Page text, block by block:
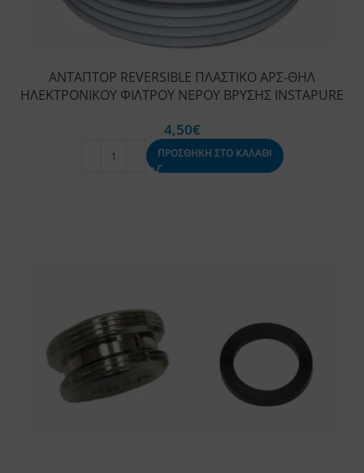
ΑΝΤΑΠΤΟΡ REVERSIBLE ΠΛΑΣΤΙΚΟ ΑΡΣ-ΘΗΛ
ΗΛΕΚΤΡΟΝΙΚΟΥ ΦΙΛΤΡΟΥ ΝΕΡΟΥ ΒΡΥΣΗΣ INSTAPURE
4,50€
ΠΡΟΣΘΗΚΗ ΣΤΟ ΚΑΛΑΘΙ